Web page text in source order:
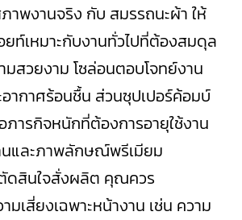
าพงานจริง กับ สมรรถนะผ้า ให้
ยท์เหมาะกับงานทั่วไปที่ต้องสมดุล
มสวยงาม โซล่อนตอบโจทย์งาน
อากาศร้อนชื้น ส่วนซุปเปอร์ค้อมบ์
ภารกิจหนักที่ต้องการอายุใช้งาน
นและภาพลักษณ์พรีเมียม
ดสินใจสั่งผลิต คุณควร
มเสี่ยงเฉพาะหน้างาน เช่น ความ